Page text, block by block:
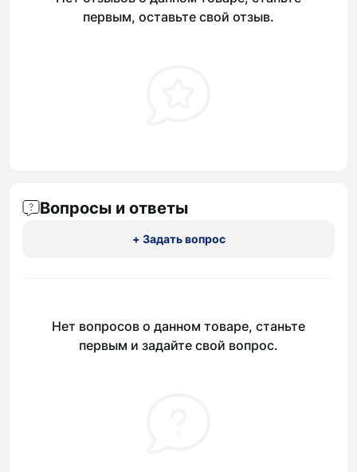
первым, оставьте свой отзыв.
Вопросы и ответы
+ Задать вопрос
Нет вопросов о данном товаре, станьте
первым и задайте свой вопрос.